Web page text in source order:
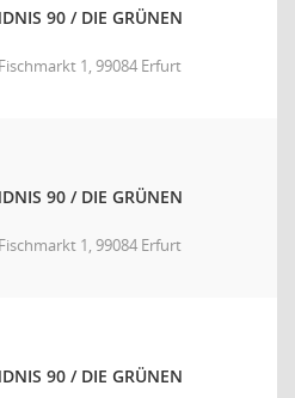
90 / DIE GRÜNEN
1, 99084 Erfurt
90 / DIE GRÜNEN
1, 99084 Erfurt
90 / DIE GRÜNEN